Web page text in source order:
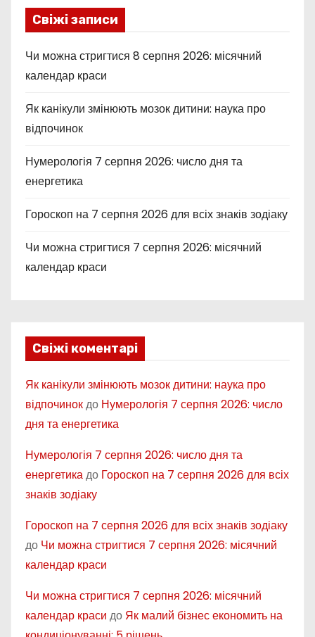
Свіжі записи
Чи можна стригтися 8 серпня 2026: місячний
календар краси
Як канікули змінюють мозок дитини: наука про
відпочинок
Нумерологія 7 серпня 2026: число дня та
енергетика
Гороскоп на 7 серпня 2026 для всіх знаків зодіаку
Чи можна стригтися 7 серпня 2026: місячний
календар краси
Свіжі коментарі
Як канікули змінюють мозок дитини: наука про
відпочинокдо Нумерологія 7 серпня 2026: число
дня та енергетика
Нумерологія 7 серпня 2026: число дня та
енергетикадо Гороскоп на 7 серпня 2026 для всіх
знаків зодіаку
Гороскоп на 7 серпня 2026 для всіх знаків зодіаку
до Чи можна стригтися 7 серпня 2026: місячний
календар краси
Чи можна стригтися 7 серпня 2026: місячний
календар краси до Як малий бізнес економить на